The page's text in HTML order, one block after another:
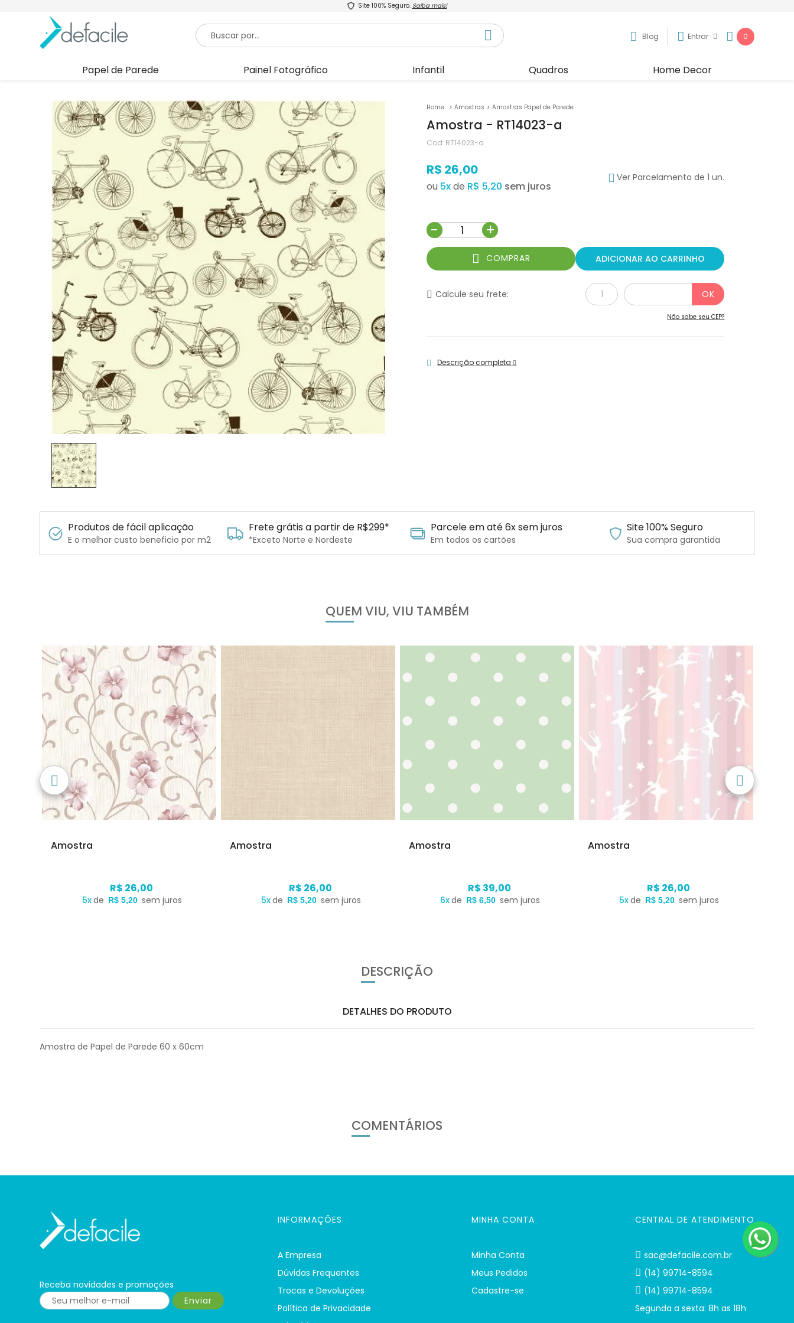
Site 100% Seguro. Saiba mais!
Blog Entrar 0
Papel de Parede Painel Fotográfico Infantil Quadros Home Decor
Amostras Amostras Papel de Parede
Amostra - RT14023-a
Cod: RT14023-a
R$ 26,00
ou 5xde R$ 5,20
Ver Parcelamento de 1 un.
- +
COMPRAR ADICIONAR AO CARRINHO
Calcule seu frete:
Não sabe seu CEP?
Descrição completa
Produtos de fácil aplicação
E o melhor custo beneficio por m2
Frete grátis a partir de R$299*
*Exceto Norte e Nordeste
Parcele em até 6x sem juros
Em todos os cartões
Site 100% Seguro
Sua compra garantida
QUEM VIU, VIU TAMBÉM
Amostra
R$ 26,00
5xde R$ 5,20 sem juros
Amostra
R$ 26,00
5xde R$ 5,20 sem juros
Amostra
R$ 39,00
6xde R$ 6,50 sem juros
Amostra
R$ 26,00
5xde R$ 5,20 sem juros
DESCRIÇÃO
DETALHES DO PRODUTO
Amostra de Papel de Parede 60 x 60cm
COMENTÁRIOS
Receba novidades e promoções
Enviar
INFORMAÇÕES
A Empresa
Dúvidas Frequentes
Trocas e Devoluções
Política de Privacidade
MINHA CONTA
Minha Conta
Meus Pedidos
Cadastre-se
CENTRAL DE ATENDIMENTO
sac@defacile.com.br
(14) 99714-8594
(14) 99714-8594
Segunda a sexta: 8h as 18h